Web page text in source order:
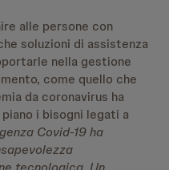
alle persone con
soluzioni di assistenza
nella gestione
come quello che
da coronavirus ha
i bisogni legati a
Covid-19 ha